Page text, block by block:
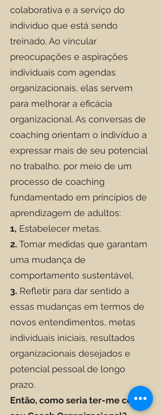
colaborativa e a serviço do
indivíduo que está sendo
treinado. Ao vincular
preocupações e aspirações
individuais com agendas
organizacionais, elas servem
para melhorar a eficácia
organizacional. As conversas de
coaching orientam o indivíduo a
expressar mais de seu potencial
no trabalho, por meio de um
processo de coaching
fundamentado em princípios de
aprendizagem de adultos:
1, Estabelecer metas,
2. Tomar medidas que garantam
uma mudança de
comportamento sustentável,
3. Refletir para dar sentido a
essas mudanças em termos de
novos entendimentos, metas
individuais iniciais, resultados
organizacionais desejados e
potencial pessoal de longo
prazo.
Então, como seria ter-me como